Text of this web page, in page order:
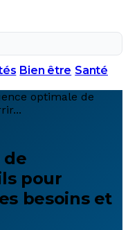
Bien être Santé
optimale de
de
pour
besoins et